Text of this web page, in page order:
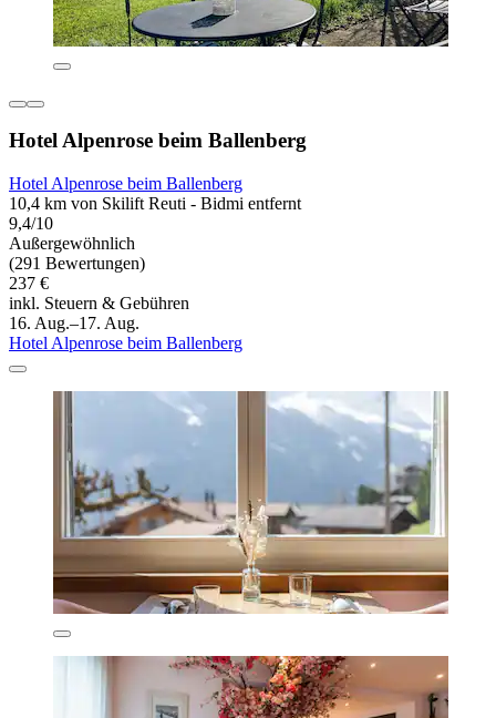
Hotel Alpenrose beim Ballenberg
Hotel Alpenrose beim Ballenberg
10,4 km von Skilift Reuti - Bidmi entfernt
9,4/10
Außergewöhnlich
(291 Bewertungen)
237 €
inkl. Steuern & Gebühren
16. Aug.–17. Aug.
Hotel Alpenrose beim Ballenberg